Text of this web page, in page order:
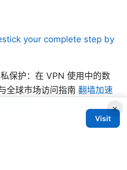
your complete step by
保护：在 VPN 使用中的数
全球市场访问指南 翻墙加速
用策略，提升上网速度与安
×
Visit